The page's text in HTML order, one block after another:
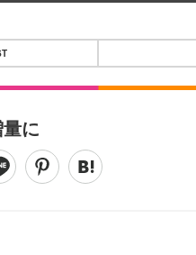
に